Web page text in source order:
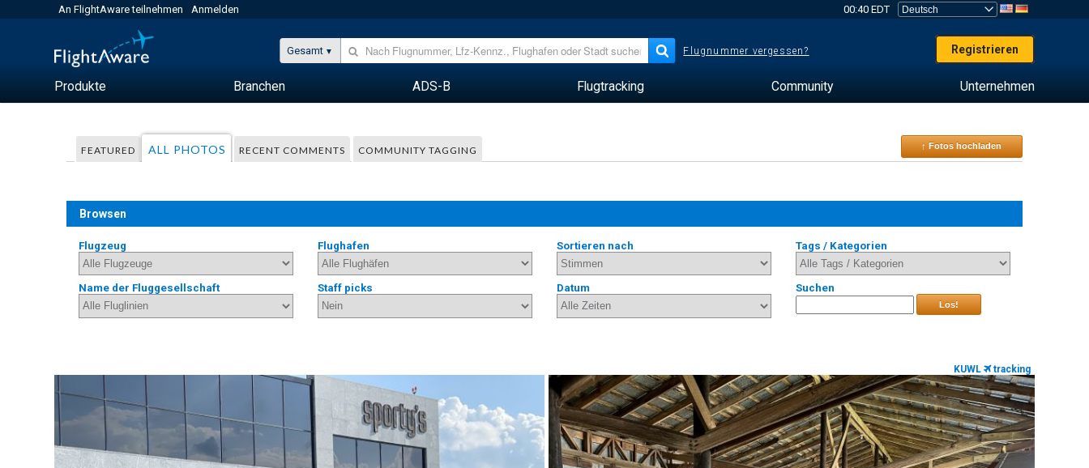
An FlightAware teilnehmen Anmelden 00:40 EDT
Gesamt Flugnummer vergessen? Registrieren
Produkte Branchen ADS-B Flugtracking Community Unternehmen
FEATURED ALL PHOTOS RECENT COMMENTS COMMUNITY TAGGING ↑ Fotos hochladen
Browsen
Flugzeug Flughafen Sortieren nach Tags / Kategorien
Name der Fluggesellschaft Staff picks Datum Suchen
Los!
KUWL tracking